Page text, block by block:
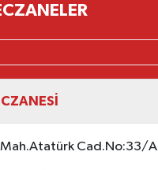
Mah.Atatürk Cad.No:33/A